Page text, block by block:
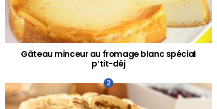
Gâteau minceur au fromage blanc spécial
p’tit-déj